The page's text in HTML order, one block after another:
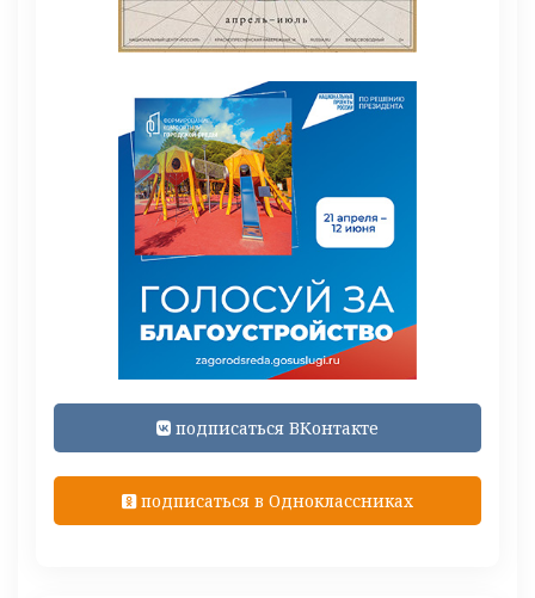
подписаться ВКонтакте
подписаться в Одноклассниках